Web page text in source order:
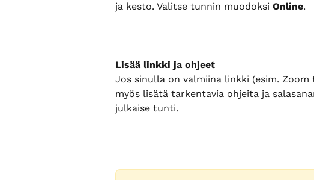
ja kesto. Valitse tunnin muodoksi Online.
Lisää linkki ja ohjeet
Jos sinulla on valmiina linkki (esim.
myös lisätä tarkentavia ohjeita ja
julkaise tunti.